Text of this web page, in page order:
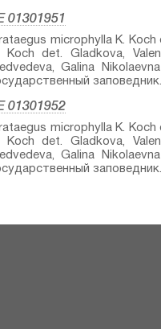
01301951
microphylla K.
Koch⁣ det. Gladkova,
Galina
01301952
microphylla K.
Koch⁣ det. Gladkova,
Galina